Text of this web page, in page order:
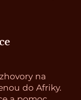
na
do Afriky.